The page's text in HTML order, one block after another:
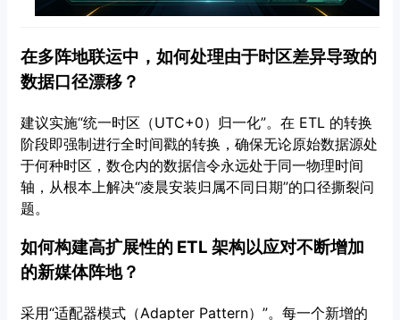
在多阵地联运中，如何处理由于时区差异导致的
数据口径漂移？
建议实施“统一时区（UTC+0）归一化”。在 ETL 的转换
阶段即强制进行全时间戳的转换，确保无论原始数据源处
于何种时区，数仓内的数据信令永远处于同一物理时间
轴，从根本上解决“凌晨安装归属不同日期”的口径撕裂问
题。
如何构建高扩展性的 ETL 架构以应对不断增加
的新媒体阵地？
采用“适配器模式（Adapter Pattern）”。每一个新增的